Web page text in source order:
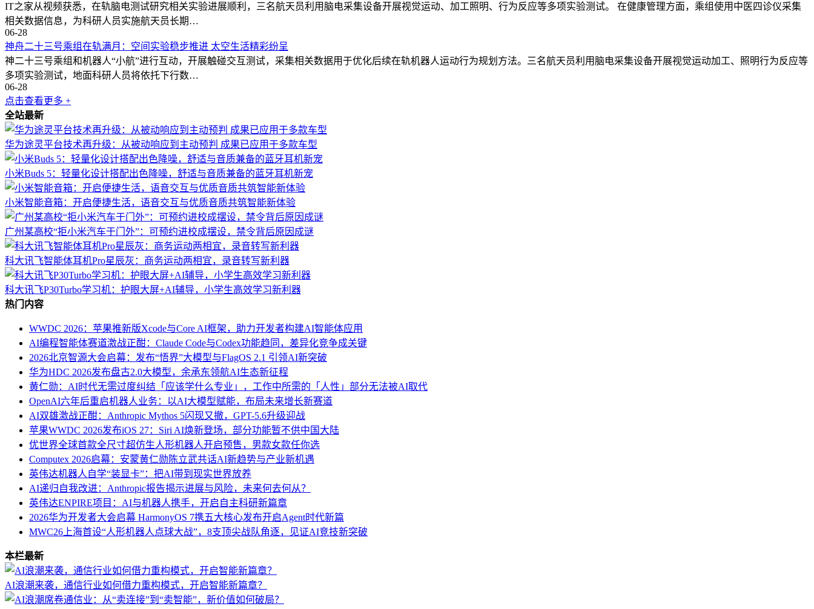
IT之家从视频获悉，在轨脑电测试研究相关实验进展顺利，三名航天员利用脑电采集设备开展视觉运动、加工照明、行为反应等多项实验测试。 在健康管理方面，乘组使用中医四诊仪采集
相关数据信息，为科研人员实施航天员长期…
06-28
神舟二十三号乘组在轨满月：空间实验稳步推进 太空生活精彩纷呈
神二十三号乘组和机器人“小航”进行互动，开展触碰交互测试，采集相关数据用于优化后续在轨机器人运动行为规划方法。三名航天员利用脑电采集设备开展视觉运动加工、照明行为反应等
多项实验测试，地面科研人员将依托下行数…
06-28
点击查看更多 +
全站最新
华为途灵平台技术再升级：从被动响应到主动预判 成果已应用于多款车型
小米Buds 5：轻量化设计搭配出色降噪，舒适与音质兼备的蓝牙耳机新宠
小米智能音箱：开启便捷生活，语音交互与优质音质共筑智能新体验
广州某高校“拒小米汽车于门外”：可预约进校成摆设，禁令背后原因成谜
科大讯飞智能体耳机Pro星辰灰：商务运动两相宜，录音转写新利器
科大讯飞P30Turbo学习机：护眼大屏+AI辅导，小学生高效学习新利器
热门内容
WWDC 2026：苹果推新版Xcode与Core AI框架，助力开发者构建AI智能体应用
AI编程智能体赛道激战正酣：Claude Code与Codex功能趋同，差异化竞争成关键
2026北京智源大会启幕：发布“悟界”大模型与FlagOS 2.1 引领AI新突破
华为HDC 2026发布盘古2.0大模型，余承东领航AI生态新征程
黄仁勋：AI时代无需过度纠结「应该学什么专业」，工作中所需的「人性」部分无法被AI取代
OpenAI六年后重启机器人业务：以AI大模型赋能，布局未来增长新赛道
AI双雄激战正酣：Anthropic Mythos 5闪现又撤，GPT-5.6升级迎战
苹果WWDC 2026发布iOS 27：Siri AI焕新登场，部分功能暂不供中国大陆
优世界全球首款全尺寸超仿生人形机器人开启预售，男款女款任你选
Computex 2026启幕：安蒙黄仁勋陈立武共话AI新趋势与产业新机遇
英伟达机器人自学“装显卡”：把AI带到现实世界放养
AI递归自我改进：Anthropic报告揭示进展与风险，未来何去何从？
英伟达ENPIRE项目：AI与机器人携手，开启自主科研新篇章
2026华为开发者大会启幕 HarmonyOS 7携五大核心发布开启Agent时代新篇
MWC26上海首设“人形机器人点球大战”，8支顶尖战队角逐，见证AI竞技新突破
本栏最新
AI浪潮来袭，通信行业如何借力重构模式，开启智能新篇章？